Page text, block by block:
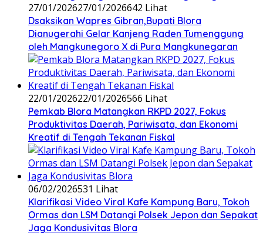
27/01/202627/01/2026642 Lihat
‎Dsaksikan Wapres Gibran,Bupati Blora
Dianugerahi Gelar Kanjeng Raden Tumenggung
oleh Mangkunegoro X di Pura Mangkunegaran
22/01/202622/01/2026566 Lihat
‎Pemkab Blora Matangkan RKPD 2027, Fokus
Produktivitas Daerah, Pariwisata, dan Ekonomi
Kreatif di Tengah Tekanan Fiskal
06/02/2026531 Lihat
‎Klarifikasi Video Viral Kafe Kampung Baru, Tokoh
Ormas dan LSM Datangi Polsek Jepon dan Sepakat
Jaga Kondusivitas Blora